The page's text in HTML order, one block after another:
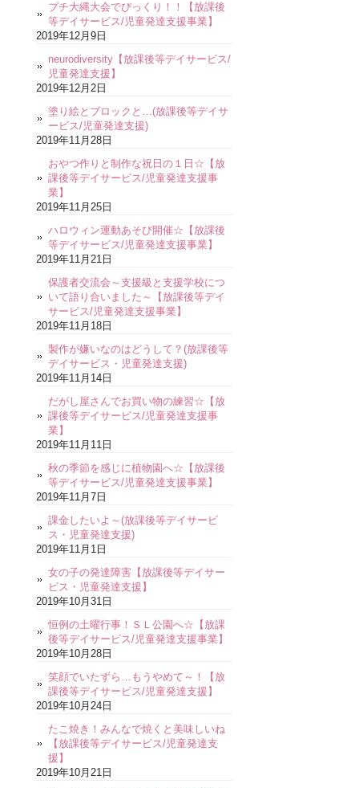
プチ大縄大会でびっくり！！【放課後
等デイサービス/児童発達支援事業】
2019年12月9日
neurodiversity【放課後等デイサービス/
児童発達支援】
2019年12月2日
塗り絵とブロックと…(放課後等デイサ
ービス/児童発達支援)
2019年11月28日
おやつ作りと制作な祝日の１日☆【放
課後等デイサービス/児童発達支援事
業】
2019年11月25日
ハロウィン運動あそび開催☆【放課後
等デイサービス/児童発達支援事業】
2019年11月21日
保護者交流会～支援級と支援学校につ
いて語り合いました～【放課後等デイ
サービス/児童発達支援事業】
2019年11月18日
製作が嫌いなのはどうして？(放課後等
デイサービス・児童発達支援)
2019年11月14日
だがし屋さんでお買い物の練習☆【放
課後等デイサービス/児童発達支援事
業】
2019年11月11日
秋の季節を感じに植物園へ☆【放課後
等デイサービス/児童発達支援事業】
2019年11月7日
課金したいよ～(放課後等デイサービ
ス・児童発達支援)
2019年11月1日
女の子の発達障害【放課後等デイサー
ビス・児童発達支援】
2019年10月31日
恒例の土曜行事！ＳＬ公園へ☆【放課
後等デイサービス/児童発達支援事業】
2019年10月28日
笑顔でいたずら…もうやめて～！【放
課後等デイサービス/児童発達支援】
2019年10月24日
たこ焼き！みんなで焼くと美味しいね
【放課後等デイサービス/児童発達支
援】
2019年10月21日